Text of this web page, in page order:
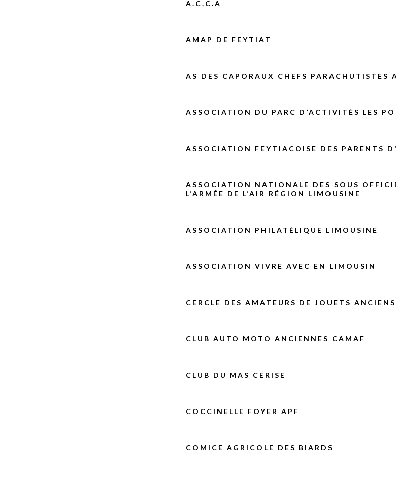
A.C.C.A
AMAP DE FEYTIAT
AS DES CAPORAUX CHEFS PARACHUTISTES
ASSOCIATION DU PARC D’ACTIVITÉS LES
ASSOCIATION FEYTIACOISE DES PARENTS
ASSOCIATION NATIONALE DES SOUS
L’ARMÉE DE L’AIR RÉGION LIMOUSINE
ASSOCIATION PHILATÉLIQUE LIMOUSINE
ASSOCIATION VIVRE AVEC EN LIMOUSIN
CERCLE DES AMATEURS DE JOUETS
CLUB AUTO MOTO ANCIENNES CAMAF
CLUB DU MAS CERISE
COCCINELLE FOYER APF
COMICE AGRICOLE DES BIARDS